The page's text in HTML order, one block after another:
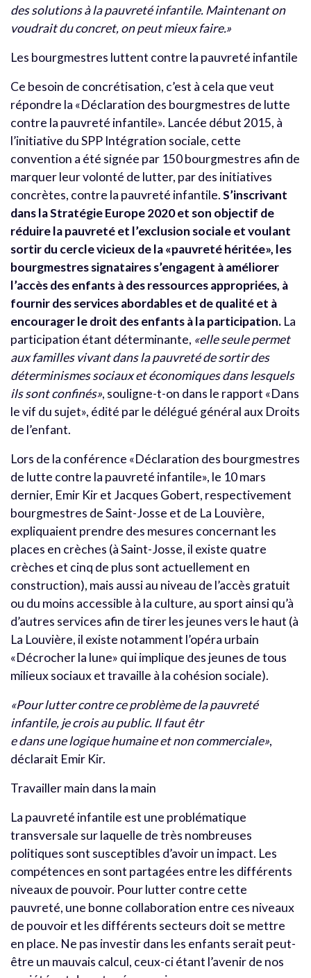
des solutions à la pauvreté infantile. Maintenant on
voudrait du concret, on peut mieux faire.»
Les bourgmestres luttent contre la pauvreté infantile
Ce besoin de concrétisation, c’est à cela que veut
répondre la «Déclaration des bourgmestres de lutte
contre la pauvreté infantile». Lancée début 2015, à
l’initiative du SPP Intégration sociale, cette
convention a été signée par 150 bourgmestres afin de
marquer leur volonté de lutter, par des initiatives
concrètes, contre la pauvreté infantile.S’inscrivant
dans la Stratégie Europe 2020 et son objectif de
réduire la pauvreté et l’exclusion sociale et voulant
sortir du cercle vicieux de la «pauvreté héritée», les
bourgmestres signataires s’engagent à améliorer
l’accès des enfants à des ressources appropriées, à
fournir des services abordables et de qualité et à
encourager le droit des enfants à la participation. La
participation étant déterminante, «elle seule permet
aux familles vivant dans la pauvreté de sortir des
déterminismes sociaux et économiques dans lesquels
ils sont confinés», souligne-t-on dans le rapport «Dans
le vif du sujet», édité par le délégué général aux Droits
de l’enfant.
Lors de la conférence «Déclaration des bourgmestres
de lutte contre la pauvreté infantile», le 10 mars
dernier, Emir Kir et Jacques Gobert, respectivement
bourgmestres de Saint-Josse et de La Louvière,
expliquaient prendre des mesures concernant les
places en crèches (à Saint-Josse, il existe quatre
crèches et cinq de plus sont actuellement en
construction), mais aussi au niveau de l’accès gratuit
ou du moins accessible à la culture, au sport ainsi qu’à
d’autres services afin de tirer les jeunes vers le haut (à
La Louvière, il existe notamment l’opéra urbain
«Décrocher la lune» qui implique des jeunes de tous
milieux sociaux et travaille à la cohésion sociale).
«Pour lutter contre ce problème de la pauvreté
infantile, je crois au public. Il faut êtr
e dans une logique humaine et non commerciale»,
déclarait Emir Kir.
Travailler main dans la main
La pauvreté infantile est une problématique
transversale sur laquelle de très nombreuses
politiques sont susceptibles d’avoir un impact. Les
compétences en sont partagées entre les différents
niveaux de pouvoir. Pour lutter contre cette
pauvreté, une bonne collaboration entre ces niveaux
de pouvoir et les différents secteurs doit se mettre
en place. Ne pas investir dans les enfants serait peut-
être un mauvais calcul, ceux-ci étant l’avenir de nos